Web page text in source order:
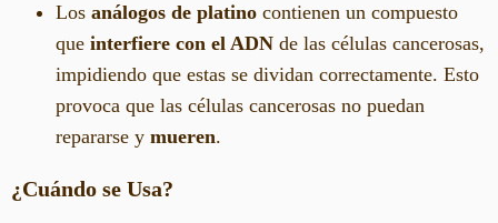
Los análogos de platino contienen un compuesto
que interfiere con el ADN de las células cancerosas,
impidiendo que estas se dividan correctamente. Esto
provoca que las células cancerosas no puedan
repararse y mueren.
¿Cuándo se Usa?